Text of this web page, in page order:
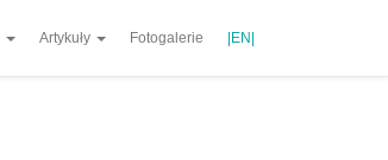
Artykuły Fotogalerie |EN|